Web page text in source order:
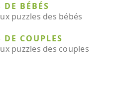
DE BÉBÉS
puzzles des bébés
DE COUPLES
puzzles des couples